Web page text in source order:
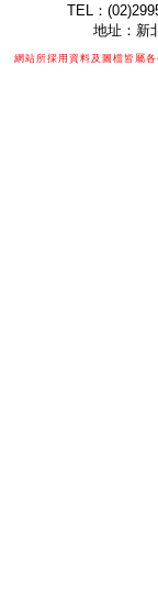
TEL：
地址：新
網站所採用資料及圖檔皆屬